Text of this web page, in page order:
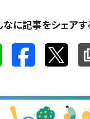
なに記事をシェアす